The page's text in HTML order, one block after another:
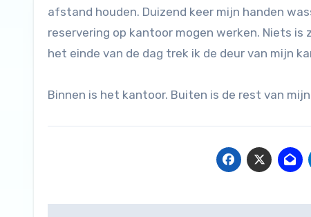
afstand houden. Duizend keer mijn handen
reservering op kantoor mogen werken. Niets
het einde van de dag trek ik de deur van mijn
Binnen is het kantoor. Buiten is de rest van